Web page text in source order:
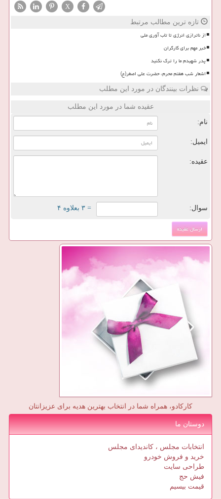
X
تازه ترین مطالب مرتبط
از ناترازی انرژی تا تاب آوری ملی
خبر مهم برای کارگران
پدر شهیدم ما را ترک نکنید
اشعار شب هفتم محرم، حضرت علی اصغر(ع)
نظرات بینندگان در مورد این مطلب
عقیده شما در مورد این مطلب
نام:
ایمیل:
عقیده:
سوال: = ۳ بعلاوه ۴
کارکادو، همراه شما در انتخاب بهترین هدیه برای عزیزانتان
دوستان ما
انتخابات مجلس ، کاندیدای مجلس
خرید و فروش خودرو
طراحی سایت
فیش حج
قیمت بیسیم